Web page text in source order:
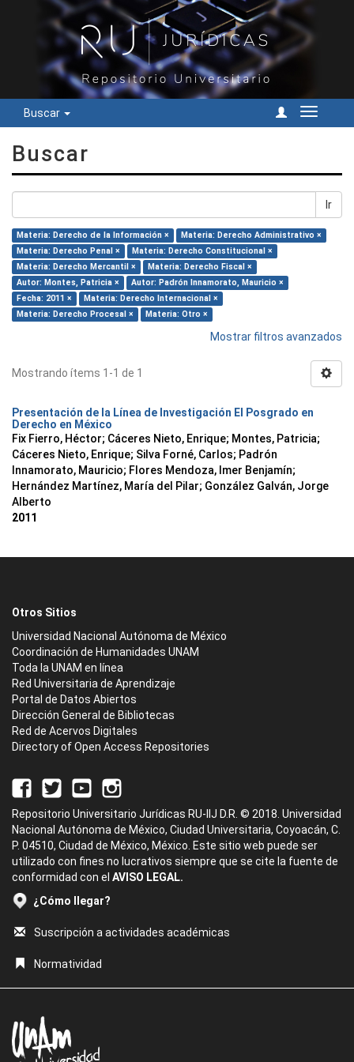
Buscar
Cambiar
Buscar
Ir
Materia: Derecho de la Información ×
Materia: Derecho Administrativo ×
Materia: Derecho Penal ×
Materia: Derecho Constitucional ×
Materia: Derecho Mercantil ×
Materia: Derecho Fiscal ×
Autor: Montes, Patricia ×
Autor: Padrón Innamorato, Mauricio ×
Fecha: 2011 ×
Materia: Derecho Internacional ×
Materia: Derecho Procesal ×
Materia: Otro ×
Mostrar filtros avanzados
Mostrando ítems 1-1 de 1
Presentación de la Línea de Investigación El Posgrado en
Derecho en México
Fix Fierro, Héctor; Cáceres Nieto, Enrique; Montes, Patricia;
Cáceres Nieto, Enrique; Silva Forné, Carlos; Padrón
Innamorato, Mauricio; Flores Mendoza, Imer Benjamín;
Hernández Martínez, María del Pilar; González Galván, Jorge
Alberto
2011
Otros Sitios
Universidad Nacional Autónoma de México
Coordinación de Humanidades UNAM
Toda la UNAM en línea
Red Universitaria de Aprendizaje
Portal de Datos Abiertos
Dirección General de Bibliotecas
Red de Acervos Digitales
Directory of Open Access Repositories
Repositorio Universitario Jurídicas RU-IIJ D.R. © 2018. Universidad
Nacional Autónoma de México, Ciudad Universitaria, Coyoacán, C.
P. 04510, Ciudad de México, México. Este sitio web puede ser
utilizado con fines no lucrativos siempre que se cite la fuente de
conformidad con el AVISO LEGAL.
¿Cómo llegar?
Suscripción a actividades académicas
Normatividad